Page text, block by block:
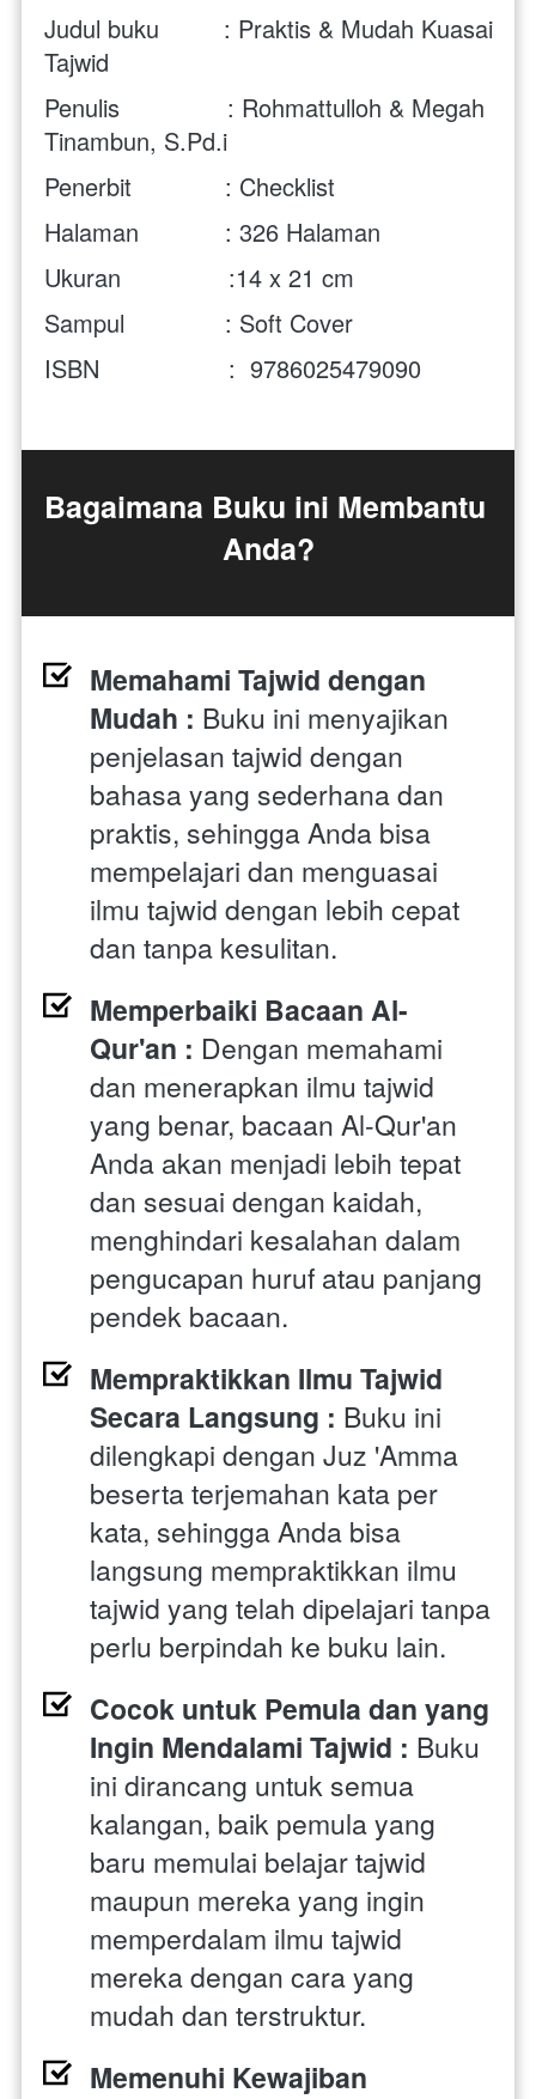
Judul buku         : Praktis & Mudah Kuasai
Tajwid
Penulis               : Rohmattulloh & Megah
Tinambun, S.Pd.i
Penerbit             : Checklist
Halaman            : 326 Halaman
Ukuran               :14 x 21 cm
Sampul              : Soft Cover
ISBN                  :  9786025479090
Bagaimana Buku ini Membantu
Anda?
Memahami Tajwid dengan
Mudah : Buku ini menyajikan
penjelasan tajwid dengan
bahasa yang sederhana dan
praktis, sehingga Anda bisa
mempelajari dan menguasai
ilmu tajwid dengan lebih cepat
dan tanpa kesulitan.
Memperbaiki Bacaan Al-
Qur'an : Dengan memahami
dan menerapkan ilmu tajwid
yang benar, bacaan Al-Qur'an
Anda akan menjadi lebih tepat
dan sesuai dengan kaidah,
menghindari kesalahan dalam
pengucapan huruf atau panjang
pendek bacaan.
Mempraktikkan Ilmu Tajwid
Secara Langsung : Buku ini
dilengkapi dengan Juz 'Amma
beserta terjemahan kata per
kata, sehingga Anda bisa
langsung mempraktikkan ilmu
tajwid yang telah dipelajari tanpa
perlu berpindah ke buku lain.
Cocok untuk Pemula dan yang
Ingin Mendalami Tajwid : Buku
ini dirancang untuk semua
kalangan, baik pemula yang
baru memulai belajar tajwid
maupun mereka yang ingin
memperdalam ilmu tajwid
mereka dengan cara yang
mudah dan terstruktur.
Memenuhi Kewajiban